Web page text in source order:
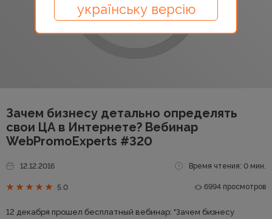
Зачем бизнесу детально определять
свои ЦА в Интернете? Вебинар
WebPromoExperts #320
12.12.2016 Время чтения: 0 мин.
5.0 6994 просмотров
12 декабря прошел бесплатный вебинар: "Зачем бизнесу
українську версію